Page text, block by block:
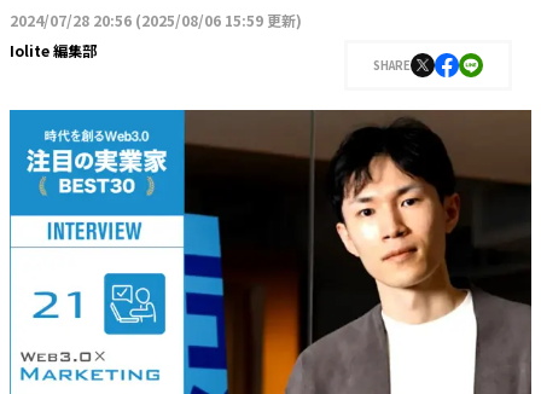
2024/07/28 20:56 (2025/08/06 15:59 更新)
Iolite 編集部
SHARE